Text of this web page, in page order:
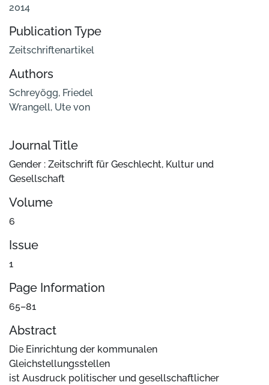
2014
Publication Type
Zeitschriftenartikel
Authors
Schreyögg, Friedel
Wrangell, Ute von
Journal Title
Gender : Zeitschrift für Geschlecht, Kultur und
Gesellschaft
Volume
6
Issue
1
Page Information
65–81
Abstract
Die Einrichtung der kommunalen
Gleichstellungsstellen
ist Ausdruck politischer und gesellschaftlicher